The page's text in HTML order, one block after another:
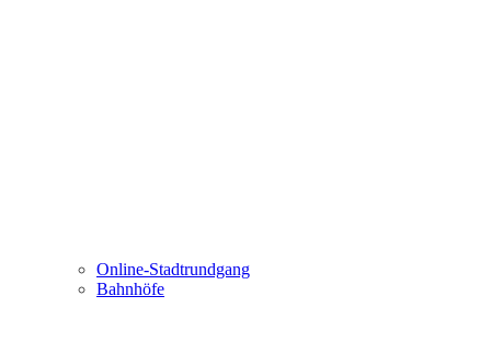
Online-Stadtrundgang
Bahnhöfe